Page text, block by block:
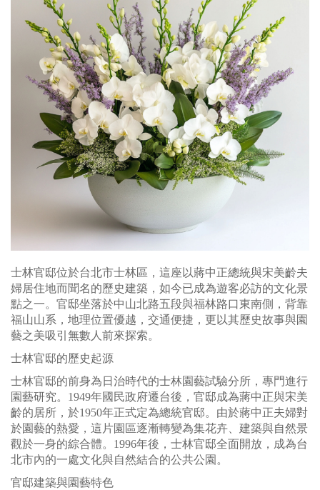
士林官邸位於台北市士林區，這座以蔣中正總統與宋美齡夫
婦居住地而聞名的歷史建築，如今已成為遊客必訪的文化景
點之一。官邸坐落於中山北路五段與福林路口東南側，背靠
福山山系，地理位置優越，交通便捷，更以其歷史故事與園
藝之美吸引無數人前來探索。
士林官邸的歷史起源
士林官邸的前身為日治時代的士林園藝試驗分所，專門進行
園藝研究。1949年國民政府遷台後，官邸成為蔣中正與宋美
齡的居所，於1950年正式定為總統官邸。由於蔣中正夫婦對
於園藝的熱愛，這片園區逐漸轉變為集花卉、建築與自然景
觀於一身的綜合體。1996年後，士林官邸全面開放，成為台
北市內的一處文化與自然結合的公共公園。
官邸建築與園藝特色